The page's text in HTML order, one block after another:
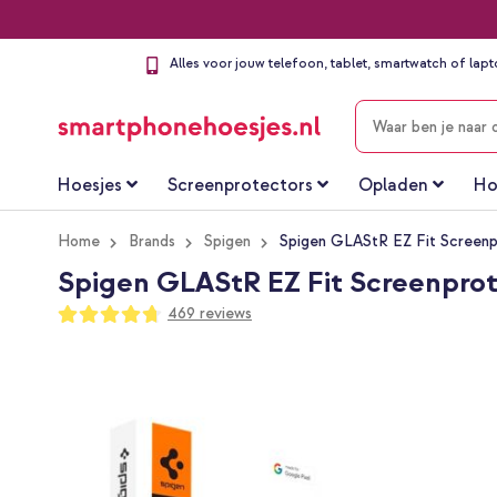
Alles voor jouw telefoon, tablet, smartwatch of
ZOEKEN
Hoesjes Screenprotectors Opladen
Home Brands Spigen Spigen GLAStR EZ Fit
Spigen GLAStR EZ Fit
Waardering:
94
100
469 reviews
afbeeldingen-